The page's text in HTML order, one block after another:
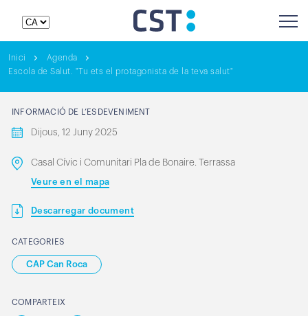
Inici
Agenda
Escola de Salut. "Tu ets el protagonista de la teva salut"
INFORMACIÓ DE L’ESDEVENIMENT
Dijous, 12 Juny 2025
Casal Cívic i Comunitari Pla de Bonaire. Terrassa
Veure en el mapa
Descarregar document
CATEGORIES
CAP Can Roca
COMPARTEIX